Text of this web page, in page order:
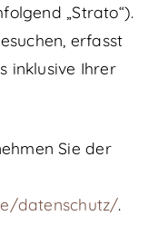
„Strato“).
erfasst
inklusive Ihrer
Sie der
datenschutz/.